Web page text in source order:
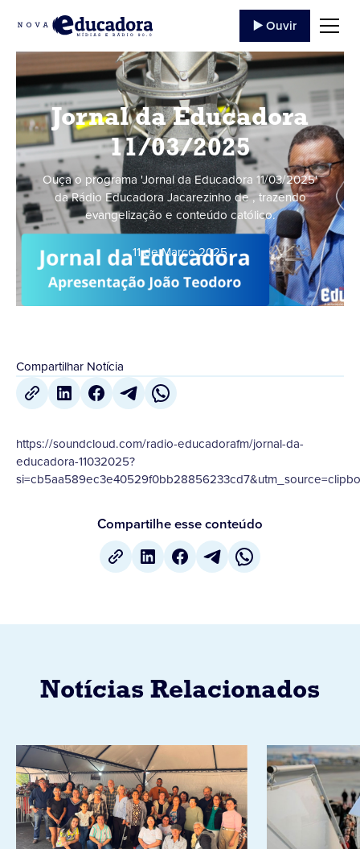
▶️ Ouvir
Jornal da Educadora
11/03/2025
Ouça o programa 'Jornal da Educadora 11/03/2025'
da Rádio Educadora Jacarezinho de , trazendo
evangelização e conteúdo católico.
11 de Março,2025
Compartilhar Notícia
https://soundcloud.com/radio-educadorafm/jornal-da-
educadora-11032025?
Compartilhe esse conteúdo
Notícias Relacionados